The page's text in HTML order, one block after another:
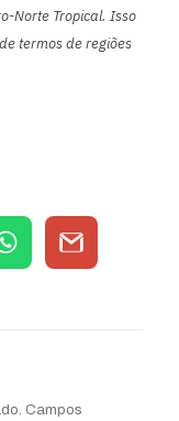
Norte Tropical. Isso
termos de regiões
Campos